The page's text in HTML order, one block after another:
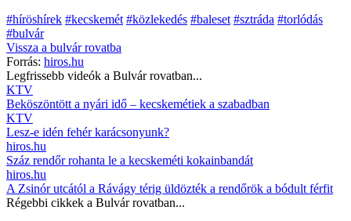
#híröshírek #kecskemét #közlekedés #baleset #sztráda #torlódás
#bulvár
Vissza a bulvárrovatba
Forrás: hiros.hu
Legfrissebb videók a Bulvárrovatban...
KTV
Beköszöntött a nyári idő – kecskemétiek a szabadban
KTV
Lesz-e idén fehér karácsonyunk?
hiros.hu
Száz rendőr rohanta le a kecskeméti kokainbandát
hiros.hu
A Zsinór utcától a Rávágy térig üldözték a rendőrök a bódult férfit
Régebbi cikkek a Bulvárrovatban...